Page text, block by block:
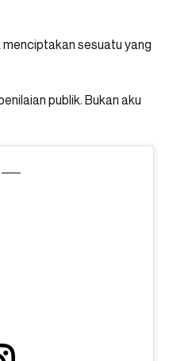
sesuatu yang
publik. Bukan aku